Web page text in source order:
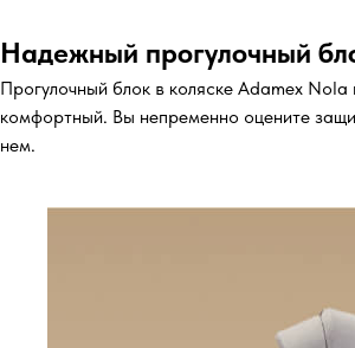
Надежный прогулочный
Прогулочный блок в коляске Adamex
комфортный. Вы непременно оцените
нем.